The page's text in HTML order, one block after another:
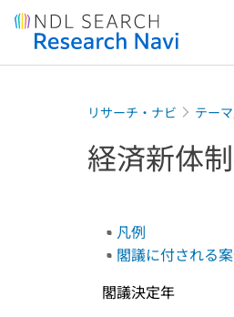
Jump to main content
リサーチ・ナビ テー
経済新体
凡例
閣議に付される
閣議決定年